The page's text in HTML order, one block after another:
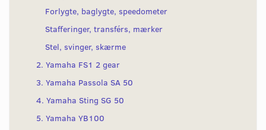
Forlygte, baglygte, speedometer
Stafferinger, transférs, mærker
Stel, svinger, skærme
2. Yamaha FS1 2 gear
3. Yamaha Passola SA 50
4. Yamaha Sting SG 50
5. Yamaha YB100